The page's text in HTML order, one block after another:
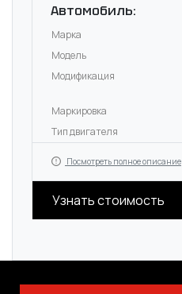
Автомобиль:
Марка
Модель
Модификация
Маркировка
Тип двигателя
Посмотреть полное описание
Узнать стоимость